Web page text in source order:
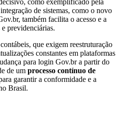
como exemplificado pela
de sistemas, como o novo
também facilita o acesso e a
previdenciárias.
que exigem reestruturação
constantes em plataformas
para login Gov.br a partir do
de um processo contínuo de
garantir a conformidade e a
Brasil.